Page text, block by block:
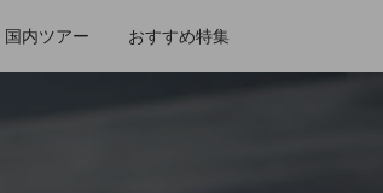
国内ツアー おすすめ特集